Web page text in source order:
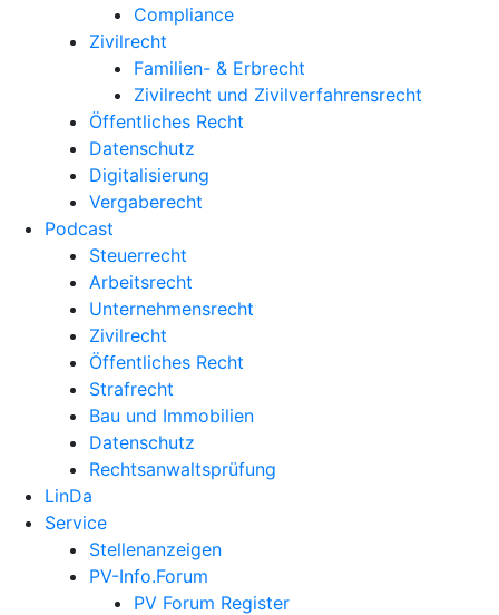
Compliance
Zivilrecht
Familien- & Erbrecht
Zivilrecht und Zivilverfahrensrecht
Öffentliches Recht
Datenschutz
Digitalisierung
Vergaberecht
Podcast
Steuerrecht
Arbeitsrecht
Unternehmens­recht
Zivilrecht
Öffentliches Recht
Strafrecht
Bau und Immobilien
Datenschutz
Rechtsanwalts­prüfung
LinDa
Service
Stellenanzeigen
PV-Info.Forum
PV Forum Register